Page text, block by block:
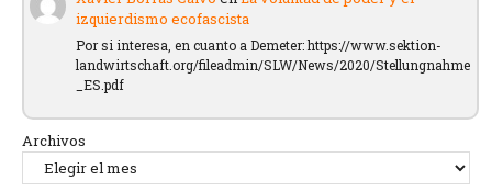
izquierdismo ecofascista
Por si interesa, en cuanto a Demeter: https://www.sektion-
landwirtschaft.org/fileadmin/SLW/News/2020/Stellungnahme
_ES.pdf
Archivos